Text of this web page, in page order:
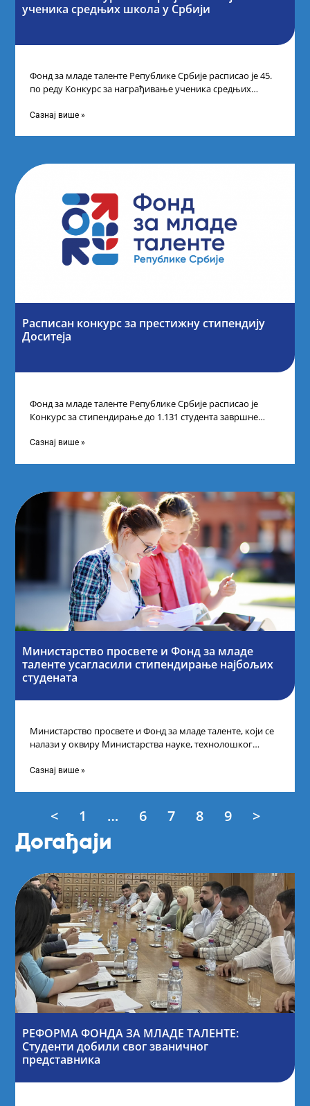
ученика средњих школа у Србији
Фонд за младе таленте Републике Србије расписао је 45.
по реду Конкурс за награђивање ученика средњих
Сазнај више »
Расписан конкурс за престижну стипендију
Доситеја
Фонд за младе таленте Републике Србије расписао је
Конкурс за стипендирање до 1.131 студента завршне
Сазнај више »
Министарство просвете и Фонд за младе
таленте усагласили стипендирање најбољих
студената
Министарство просвете и Фонд за младе таленте, који се
налази у оквиру Министарства науке, технолошког
Сазнај више »
< 1 … 6 7 8 9 >
Догађаји
РЕФОРМА ФОНДА ЗА МЛАДЕ ТАЛЕНТЕ:
Студенти добили свог званичног
представника